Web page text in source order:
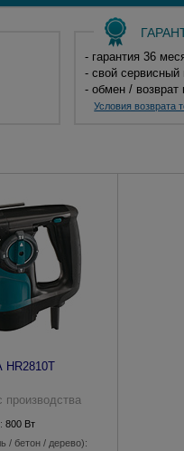
- гарантия 36
- свой сервисный
- обмен / возврат
Условия возврата
HR2810T
производства
800 Вт
/ бетон / дерево):